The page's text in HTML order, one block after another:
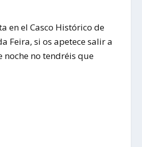
en el Casco Histórico de
Feira, si os apetece salir a
noche no tendréis que